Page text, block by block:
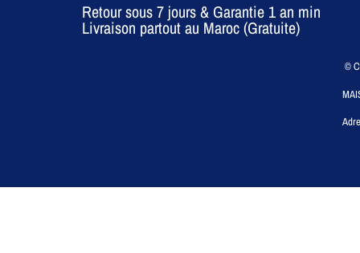
Retour sous 7 jours & Garantie 1 an min
Livraison partout au Maroc (Gratuite)
©